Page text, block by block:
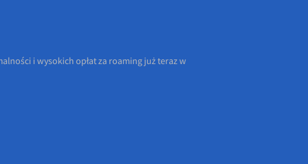
i wysokich opłat za roaming już teraz w